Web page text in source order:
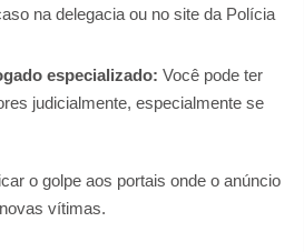
na delegacia ou no site da Polícia
especializado: Você pode ter
judicialmente, especialmente se
o golpe aos portais onde o anúncio
vítimas.